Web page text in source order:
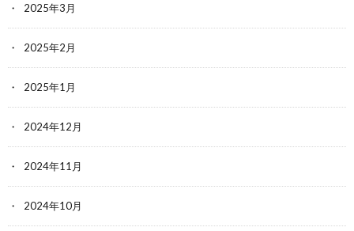
2025年3月
2025年2月
2025年1月
2024年12月
2024年11月
2024年10月